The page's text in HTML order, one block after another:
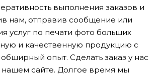
выполнения заказов и
нам, отправив сообщение или
услуг по печати фото больших
и качественную продукцию с
опыт. Сделать заказ у нас
нашем сайте. Долгое время мы